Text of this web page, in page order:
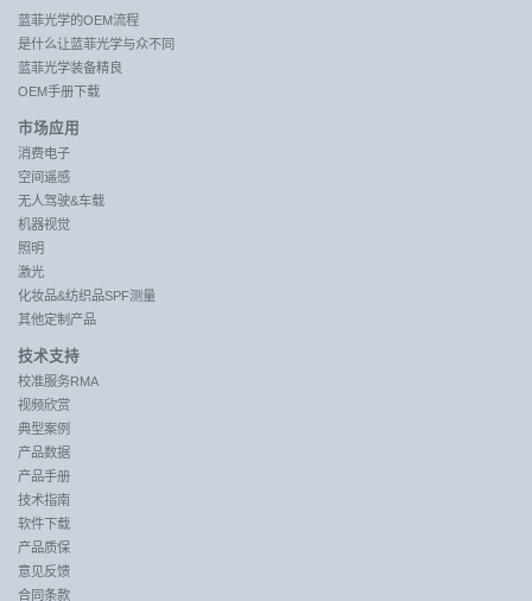
蓝菲光学的OEM流程
是什么让蓝菲光学与众不同
蓝菲光学装备精良
OEM手册下载
市场应用
消费电子
空间遥感
无人驾驶&车载
机器视觉
照明
激光
化妆品&纺织品SPF测量
其他定制产品
技术支持
校准服务RMA
视频欣赏
典型案例
产品数据
产品手册
技术指南
软件下载
产品质保
意见反馈
合同条款